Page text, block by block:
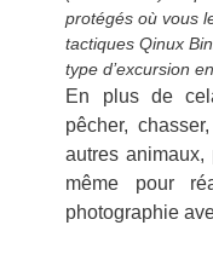
protégés où vous
tactiques Qinux
type d’excursion
En plus de
pêcher,
autres animaux,
même pour
photographie